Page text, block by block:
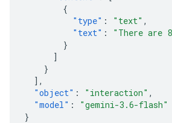
{
"type" : "text" ,
"text" :
"There are
}
]
}
],
"object" : "interaction" ,
"model" :
"gemini-3.6-flash"
}